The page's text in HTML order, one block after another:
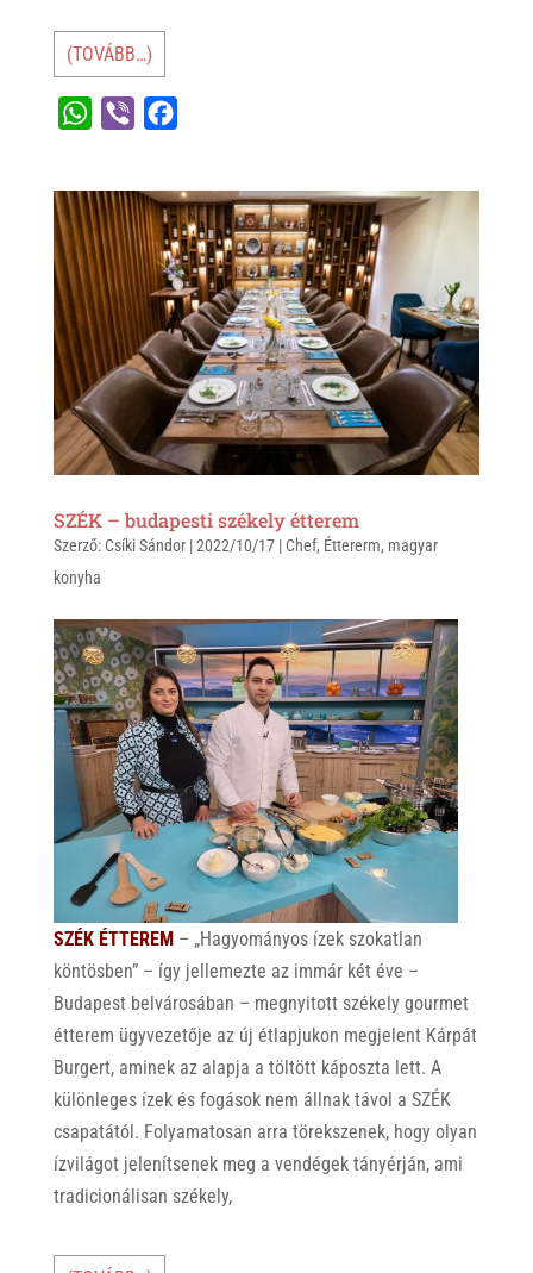
(TOVÁBB…)
t
s
A
p
p
e
r
e
b
o
o
k
SZÉK – budapesti székely étterem
Szerző: Csíki Sándor|2022/10/17| Chef, Éttererm, magyar
konyha
SZÉK ÉTTEREM – „Hagyományos ízek szokatlan
köntösben” – így jellemezte az immár két éve –
Budapest belvárosában – megnyitott székely gourmet
étterem ügyvezetője az új étlapjukon megjelent Kárpát
Burgert, aminek az alapja a töltött káposzta lett. A
különleges ízek és fogások nem állnak távol a SZÉK
csapatától. Folyamatosan arra törekszenek, hogy olyan
ízvilágot jelenítsenek meg a vendégek tányérján, ami
tradicionálisan székely,